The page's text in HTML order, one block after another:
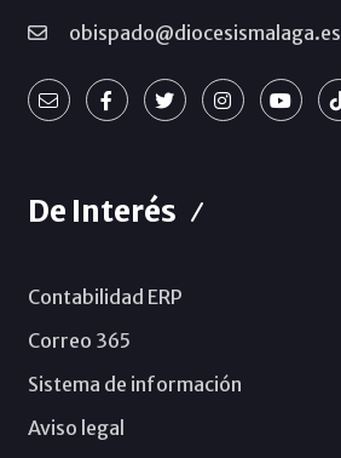
obispado@diocesismalaga.es
De Interés
Contabilidad ERP
Correo 365
Sistema de información
Aviso legal